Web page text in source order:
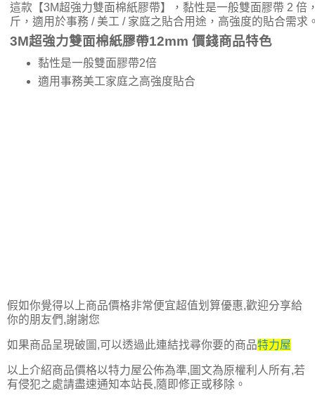
這款【3M超強力雙面棉紙膠帶】，黏性是一般雙面膠帶 2 倍
斤，適用於事務 / 美工 / 家庭之貼合用途，高強度的貼合需求
3M超強力雙面棉紙膠帶12mm 價錢商品特色
黏性是一般雙面膠帶2倍
適用事務美工家庭之高強度貼合
假如你覺得以上商品價格非常便宜超值划算優惠,歡迎分享給
你的朋友們,謝謝您
如果商品呈現破圖,可以透過此連結找尋你要的商品特力屋
以上介紹商品價格以特力屋公佈為準,圖文為原權利人所有,若
有侵犯之處請盡速通知本站長,隨即修正或移除。